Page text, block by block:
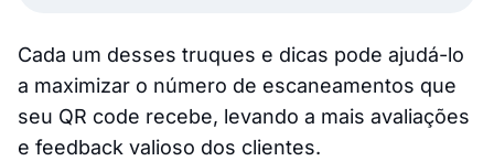
Cada um desses truques e dicas pode ajudá-lo
a maximizar o número de escaneamentos que
seu QR code recebe, levando a mais avaliações
e feedback valioso dos clientes.